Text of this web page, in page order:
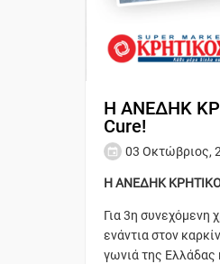
Η ΑΝΕΔΗΚ
Cure!
03 Οκτώβριος,
Η ΑΝΕΔΗΚ
Για 3η συνεχόμενη
ενάντια στον
γωνιά της Ελλάδας